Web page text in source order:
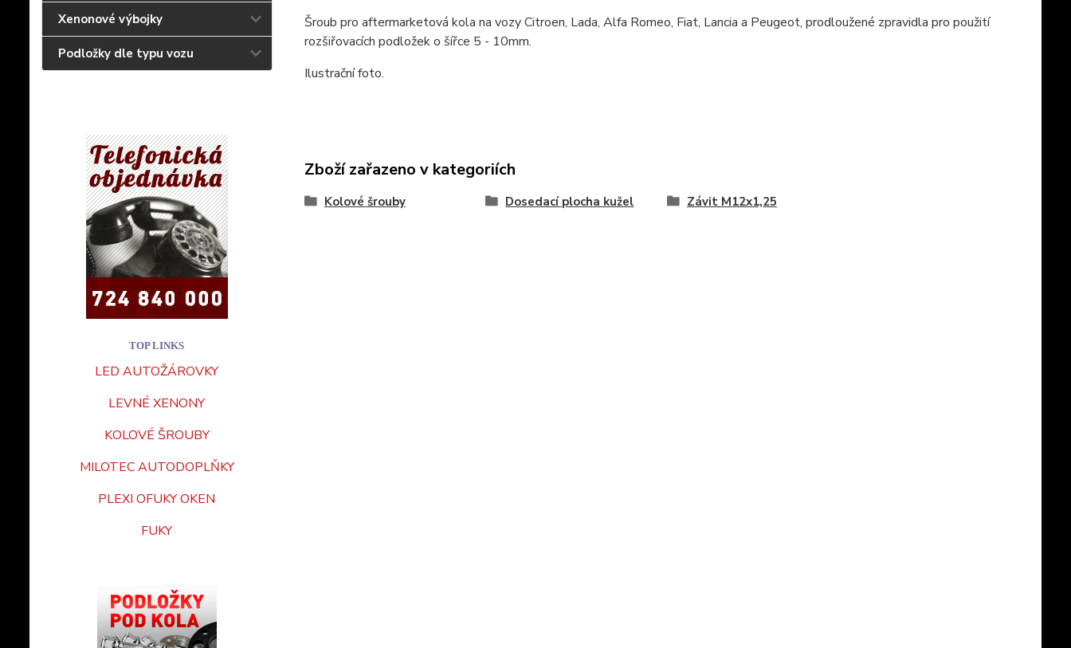
Xenonové výbojky
Podložky dle typu vozu
TOP LINKS
LED AUTOŽÁROVKY
LEVNÉ XENONY
KOLOVÉ ŠROUBY
MILOTEC AUTODOPLŇKY
PLEXI OFUKY OKEN
FUKY
Šroub pro aftermarketová kola na vozy Citroen, Lada, Alfa Romeo, Fiat, Lancia a Peugeot, prodloužené zpravidla pro použití
rozšiřovacích podložek o šířce 5 - 10mm.
Ilustrační foto.
Zboží zařazeno v kategoriích
Kolové šrouby Dosedací plocha kužel Závit M12x1,25